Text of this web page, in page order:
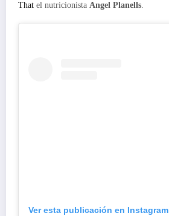
That el nutricionista Angel Planells.
Ver esta publicación en Instagram